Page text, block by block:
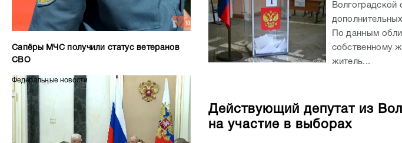
Сапёры МЧС получили статус ветеранов
СВО
Федеральные новости
По данным
собственному
житель...
Действующий депутат из
на участие в выборах